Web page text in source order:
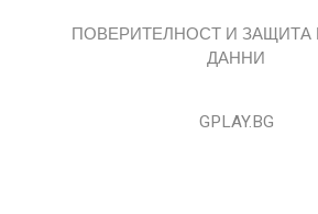
ПОВЕРИТЕЛНОСТ И ЗАЩИТА
ДАННИ
GPLAY.BG